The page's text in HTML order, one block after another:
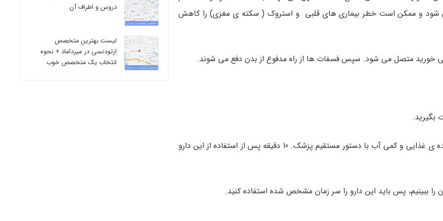
شود و ممکن است خطر بیماری های قلبی و استروک ( سکته ی مغزی) را کاهش
خورید متصل می شود. سپس فسفات ها از راه مدفوع از بدن دفع می شوند.
بگیرید.
این دارو از راه دهان مصرف می شود و معمولا 3 بار در روز با وعده ی غذایی و کمی آب با دستور مستقیم پزشک. 10 دقیقه پس از استفاده از این دارو
را ببینیم، پس باید این دارو را سر زمان مشخص شده استفاده کنید.
دروس و اطراف آن
لیست بهترین متخصص
ارتودنسی در میرداماد + نحوه
انتخاب یک متخصص خوب